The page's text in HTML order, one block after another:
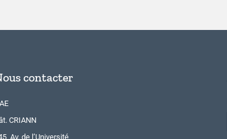
contacter
CRIANN
Av. de l’Université